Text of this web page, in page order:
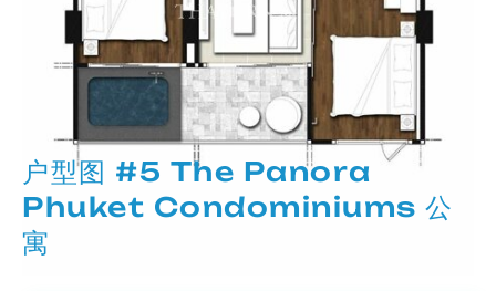
户型图 #5 The Panora
Phuket Condominiums 公
寓